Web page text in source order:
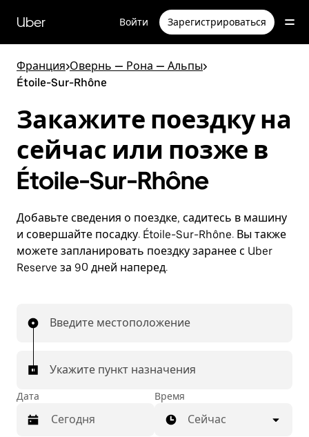
перейти
к
содержимому
Uber Войти Зарегистрироваться
Франция>Овернь — Рона — Альпы>
Étoile-Sur-Rhône
Закажите поездку на
сейчас или позже в
Étoile-Sur-Rhône
Добавьте сведения о поездке, садитесь в машину
и совершайте посадку. Étoile-Sur-Rhône. Вы также
можете запланировать поездку заранее с Uber
Reserve за 90 дней наперед.
Введите местоположение
Укажите пункт назначения
Дата Время
Сейчас